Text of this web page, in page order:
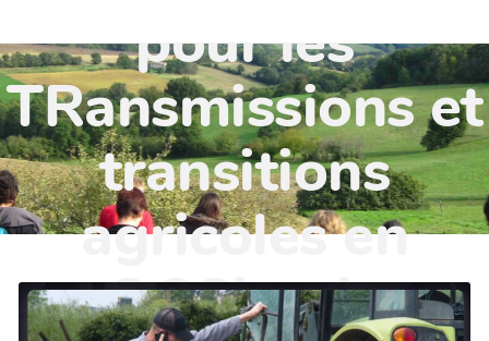
pour les
TRansmissions et
transitions
agricoles en
OCCitanie